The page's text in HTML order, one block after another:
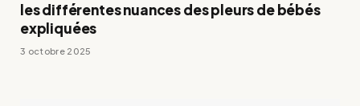
les différentes nuances des pleurs de bébés
expliquées
3 octobre 2025